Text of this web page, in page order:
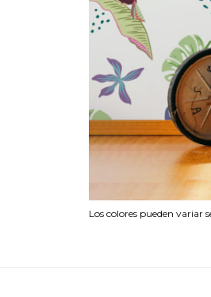
Los colores pueden variar